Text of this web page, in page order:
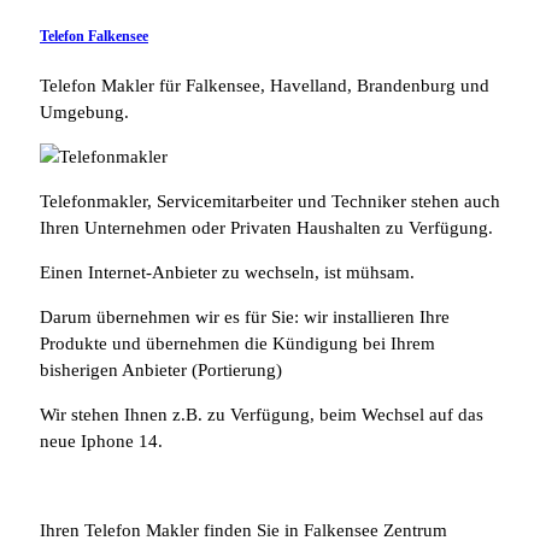
Telefon Falkensee
Telefon Makler für Falkensee, Havelland, Brandenburg und
Umgebung.
Telefonmakler, Servicemitarbeiter und Techniker stehen auch
Ihren Unternehmen oder Privaten Haushalten zu Verfügung.
Einen Internet-Anbieter zu wechseln, ist mühsam.
Darum übernehmen wir es für Sie: wir installieren Ihre
Produkte und übernehmen die Kündigung bei Ihrem
bisherigen Anbieter (Portierung)
Wir stehen Ihnen z.B. zu Verfügung, beim Wechsel auf das
neue Iphone 14.
Ihren Telefon Makler finden Sie in Falkensee Zentrum